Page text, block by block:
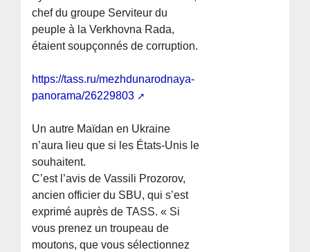
chef du groupe Serviteur du
peuple à la Verkhovna Rada,
étaient soupçonnés de corruption.
https://tass.ru/mezhdunarodnaya-
panorama/26229803
Un autre Maïdan en Ukraine
n’aura lieu que si les États-Unis le
souhaitent.
C’est l’avis de Vassili Prozorov,
ancien officier du SBU, qui s’est
exprimé auprès de TASS. « Si
vous prenez un troupeau de
moutons, que vous sélectionnez